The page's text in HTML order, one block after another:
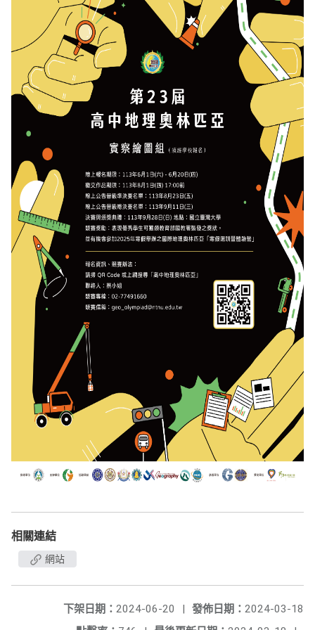
相關連結
網站
發佈日期： 2024-03-18
下架日期： 2024-06-20
|